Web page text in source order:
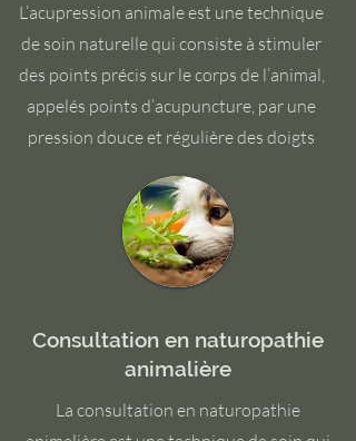
L’acupression animale est une technique
de soin naturelle qui consiste à stimuler
des points précis sur le corps de l’animal,
appelés points d’acupuncture, par une
pression douce et régulière des doigts
Consultation en naturopathie
animalière
La consultation en naturopathie